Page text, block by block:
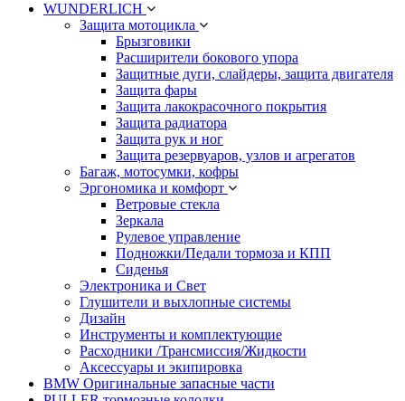
WUNDERLICH
Защита мотоцикла
Брызговики
Расширители бокового упора
Защитные дуги, слайдеры, защита двигателя
Защита фары
Защита лакокрасочного покрытия
Защита радиатора
Защита рук и ног
Защита резервуаров, узлов и агрегатов
Багаж, мотосумки, кофры
Эргономика и комфорт
Ветровые стекла
Зеркала
Рулевое управление
Подножки/Педали тормоза и КПП
Сиденья
Электроника и Свет
Глушители и выхлопные системы
Дизайн
Инструменты и комплектующие
Расходники /Трансмиссия/Жидкости
Аксессуары и экипировка
BMW Оригинальные запасные части